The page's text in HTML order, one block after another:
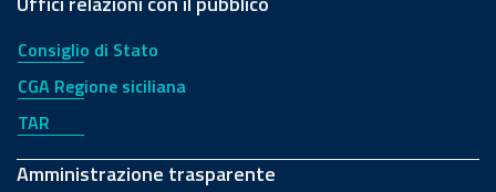
Consiglio di Stato
CGA Regione siciliana
TAR
Amministrazione trasparente